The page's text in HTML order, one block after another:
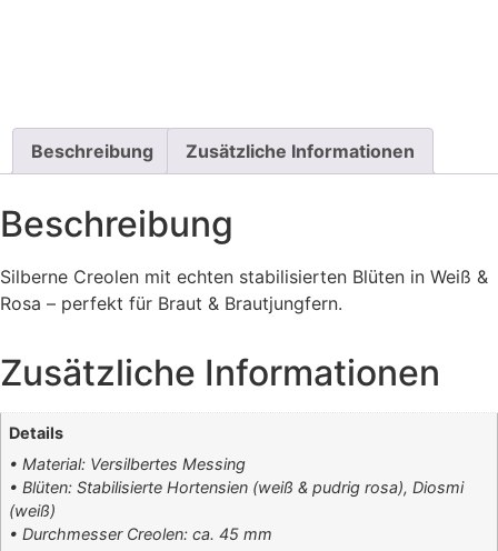
Beschreibung Zusätzliche Informationen
Beschreibung
Silberne Creolen mit echten stabilisierten Blüten in Weiß &
Rosa – perfekt für Braut & Brautjungfern.
Zusätzliche Informationen
Details
• Material: Versilbertes Messing
• Blüten: Stabilisierte Hortensien (weiß & pudrig rosa), Diosmi
(weiß)
• Durchmesser Creolen: ca. 45 mm